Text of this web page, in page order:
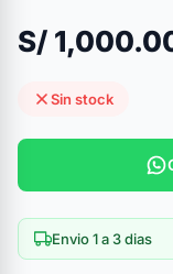
S/
Sin stock
Envio 1 a 3 dias